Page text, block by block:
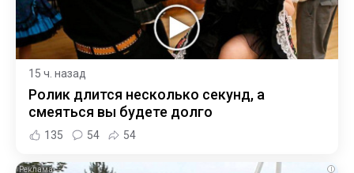
15 ч. назад
Ролик длится несколько секунд, а
смеяться вы будете долго
135 54 54
i